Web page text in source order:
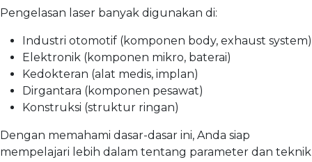
Pengelasan laser banyak digunakan di:
Industri otomotif (komponen body, exhaust system)
Elektronik (komponen mikro, baterai)
Kedokteran (alat medis, implan)
Dirgantara (komponen pesawat)
Konstruksi (struktur ringan)
Dengan memahami dasar-dasar ini, Anda siap
mempelajari lebih dalam tentang parameter dan teknik